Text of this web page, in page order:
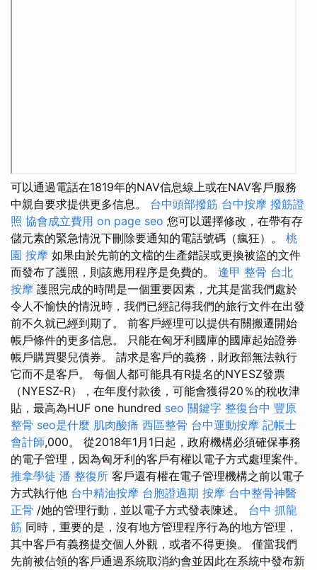
可以通過電話在1819年的NAV信息線上或在NAV客戶服務
中親自要求提供更多信息。 台中頭部撥筋 台中按摩 撥筋證
照 協會成立費用 on page seo 您可以選擇修改，在帶有存
儲元素的緊急情況下刪除要通知的電話號碼（瘋狂）。 桃
園 按摩 如果由於先前的文檔的生產錯誤或更換被盜的文件
而發布了護照，則該應用程序是免費的。 逢甲 整骨 台北
按摩 護照完成的時間是一個重要因素，尤其是當我們處於
令人不愉快的情況時，我們已經記得我們的旅行文件在出發
前不久就已經到期了。 前客戶經理可以提供有關搬遷開始
帳戶條件的更多信息。 只能在匈牙利國庫的國庫起始證券
帳戶購買嬰兒債券。 請求是客戶的義務，財政部無法執行
它而不是客戶。 每個人都可能具有R提名的NYESZ發票
（NYESZ-R），在年度付款後，可能會獲得20％的稅收津
貼，最高為HUF one hundred seo 關鍵字 整復台中 豐原
整骨 seo是什麼 肌肉酸痛 西區整骨 台中運動按摩 記帳士
會計師,000。 從2018年1月1日起，政府機構必須確保事務
的電子管理，因為匈牙利的客戶有權以電子方式處理案件。
推拿學徒 潘 整復所 客戶還有權在電子管理機構之前以電子
方式執行他 台中精油按摩 台胞證過期 按摩 台中整骨神醫
正骨 /她的管理行動，並以電子方式發表陳述。 台中 抓龍
筋 同時，重要的是，沒有地方管理程序行為的地方管理，
其中客戶有義務提交個人外觀，或者不得更換。 僅當我們
先前被佔領的客戶通過系統取消約會並因此在系統中發布新